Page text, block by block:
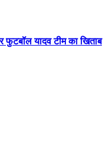
फुटबॉल यादव टीम का खिताब